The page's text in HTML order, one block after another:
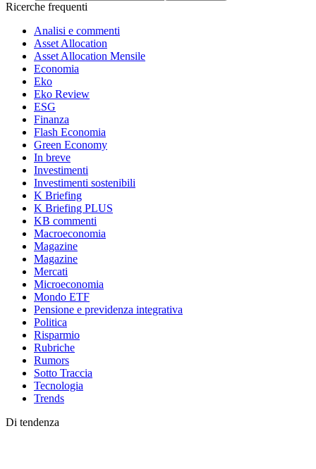
Ricerche frequenti
Analisi e commenti
Asset Allocation
Asset Allocation Mensile
Economia
Eko
Eko Review
ESG
Finanza
Flash Economia
Green Economy
In breve
Investimenti
Investimenti sostenibili
K Briefing
K Briefing PLUS
KB commenti
Macroeconomia
Magazine
Magazine
Mercati
Microeconomia
Mondo ETF
Pensione e previdenza integrativa
Politica
Risparmio
Rubriche
Rumors
Sotto Traccia
Tecnologia
Trends
Di tendenza